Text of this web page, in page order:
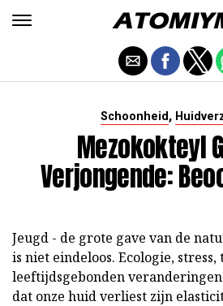
Schoonheid,
Mezokokteyl
Verjongende:
Jeugd - de grote gave van de
is niet eindeloos. Ecologie,
leeftijdsgebonden
dat onze huid verliest zijn